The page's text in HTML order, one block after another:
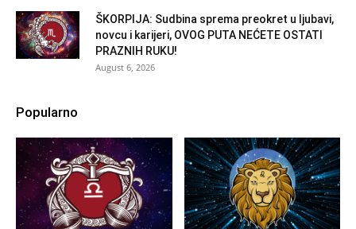
ŠKORPIJA: Sudbina sprema preokret u ljubavi,
novcu i karijeri, OVOG PUTA NEĆETE OSTATI
PRAZNIH RUKU!
August 6, 2026
Popularno